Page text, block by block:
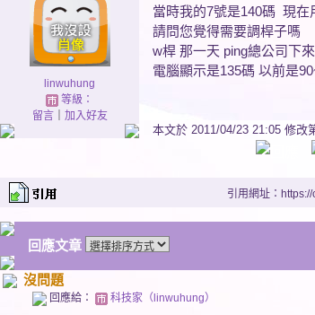
linwuhung
等級：
留言｜ 加入好友
當時我的7號是140碼 現
請問您覺得需要調桿子嗎
w桿 那一天 ping總公司下
電腦顯示是135碼 以前是
本文於 2011/04/23 21:05 修改
引用網址：
回應文章
沒問題
回應給： 科技家（linwuhung）